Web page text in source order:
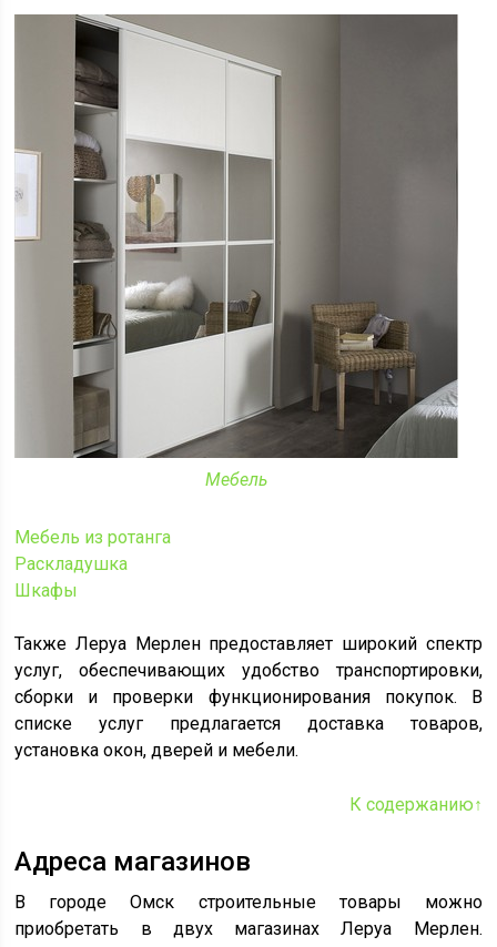
Мебель
Мебель из ротанга
Раскладушка
Шкафы
Также Леруа Мерлен предоставляет широкий спектр
услуг, обеспечивающих удобство транспортировки,
сборки и проверки функционирования покупок. В
списке услуг предлагается доставка товаров,
установка окон, дверей и мебели.
К содержанию↑
Адреса магазинов
В городе Омск строительные товары можно
приобретать в двух магазинах Леруа Мерлен.